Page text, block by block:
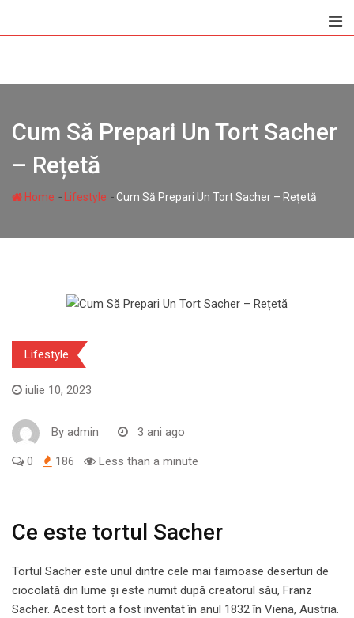
Cum Să Prepari Un Tort Sacher
– Rețetă
Home - Lifestyle -Cum Să Prepari Un Tort Sacher – Rețetă
Lifestyle
iulie 10, 2023
By admin 3 ani ago
0 186 Less than a minute
Ce este tortul Sacher
Tortul Sacher este unul dintre cele mai faimoase deserturi de
ciocolată din lume și este numit după creatorul său, Franz
Sacher. Acest tort a fost inventat în anul 1832 în Viena, Austria.